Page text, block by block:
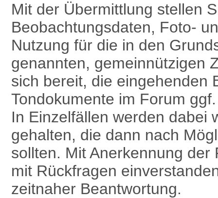
Mit der Übermittlung stellen
Beobachtungsdaten, Foto-
Nutzung für die in den
genannten, gemeinnützigen
sich bereit, die eingehenden
Tondokumente im Forum
In Einzelfällen werden dabei
gehalten, die dann nach
sollten. Mit Anerkennung
mit Rückfragen
zeitnaher Beantwortung.